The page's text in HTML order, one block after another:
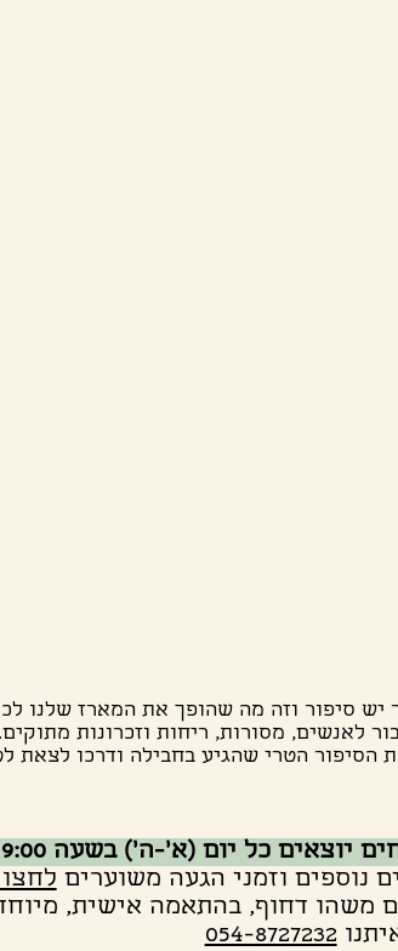
יוצאים כל יום (א׳-ה׳) בשעה 9:00 בבוקר.
נוספים וזמני הגעה משוערים
משהו דחוף, בהתאמה אישית,
054-8727232
יש סיפור וזה מה שהופך את המארז שלנו
לאנשים, מסורות, ריחות וזכרונות
הסיפור הטרי שהגיע בחבילה ודרכו לצאת